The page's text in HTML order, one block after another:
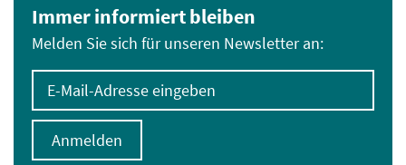
Immer informiert bleiben
Melden Sie sich für unseren Newsletter an:
E-Mail-Adresse eingeben
Anmelden